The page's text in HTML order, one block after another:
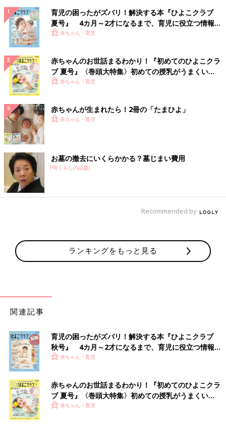
「ハッピーマンデーの制定で月曜の祝日が増えていますよね。わ
が家の地域のゴミ回収は月曜と木曜です。そして回収時間が朝
7:30と早いんです。仕事のある日なら6:00前には起床しているの
で、この時間でも何にも問題はありません。でも月曜が休日のと
きはゆっくり寝ていたい。ささやかな夢です」
「うちの地区も月・木が回収日です。私の場合、夜勤明けの夫を
アテにしていたら残業なのか帰って来ずに私はごみ収集車の音で
目覚めました。この大量の生ゴミたちをどうしようかと後悔でい
っぱいです…」
地域によってはごみ袋が指定のものだったり、ごみを出す際に有
料のシールを貼る決まりになっている場合も。
「うちの自治体はゴミシールがいります（ゴミ袋は透明、半透明
であれば自由）。シールは役所から一定数が送られて来ますが、
その数は毎年減らされています」
た。燃えるゴミ・燃えないゴミは指定の袋を買って、それに入れ
赤ちゃんがいる家では、年間に何枚か補助になるみたいです」
一軒家にはつきものなごみ集積所の掃除問題。
かしていくか伝えている細木かおりさん。読者
から寄せられた、いろいろな悩みにお答えいた
だきます。今回の相談内容は、Ariさんからの
■文中のコメントはすべて、『ウィメンズパーク』（2022年1月
末まで）の投稿からの抜粋です。
※この記事は「たまひよONLINE」で過去に公開されたもので
す。
※記事の内容は記事執筆当時の情報であり、現在と異なる場合が
育児の困ったがズバリ！解決する本『ひよこクラブ
夏号』 4カ月～2才になるまで、育児に役立つ情報が
いっぱい！
赤ちゃん・育児
赤ちゃんのお世話まるわかり！『初めてのひよこクラ
ブ 夏号』〈巻頭大特集〉初めての授乳がうまくい
く！ おっぱい・ミルクの基本と夏のトラブル 解決テ
赤ちゃん・育児
赤ちゃんが生まれたら！2冊の「たまひよ」
赤ちゃん・育児
お墓の撤去にいくらかかる？墓じまい費用
PR(くらしの話題)
Recommended by
ランキングをもっと見る
関連記事
育児の困ったがズバリ！解決する本『ひよこクラブ
秋号』 4カ月～2才になるまで、育児に役立つ情報が
いっぱい！
赤ちゃん・育児
赤ちゃんのお世話まるわかり！『初めてのひよこクラ
ブ 夏号』〈巻頭大特集〉初めての授乳がうまくい
く！ おっぱい・ミルクの基本と夏のトラブル 解決テ
赤ちゃん・育児